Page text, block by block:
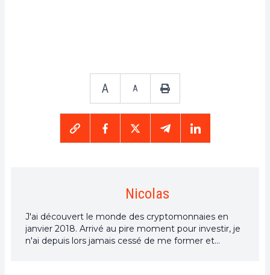
A A
Nicolas
J'ai découvert le monde des cryptomonnaies en
janvier 2018. Arrivé au pire moment pour investir, je
n'ai depuis lors jamais cessé de me former et